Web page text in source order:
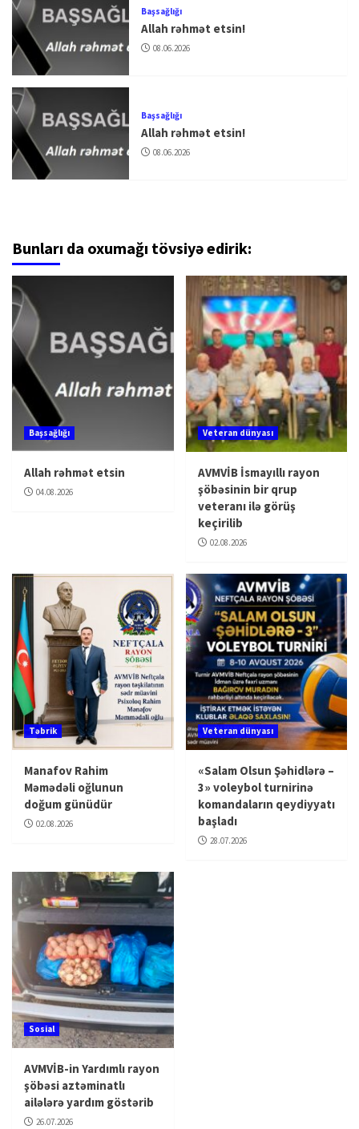
Başsağlığı
Allah rəhmət etsin!
08.06.2026
Başsağlığı
Allah rəhmət etsin!
08.06.2026
Bunları da oxumağı tövsiyə edirik:
Başsağlığı
Allah rəhmət etsin
04.08.2026
Veteran dünyası
AVMVİB İsmayıllı rayon
şöbəsinin bir qrup
veteranı ilə görüş
keçirilib
02.08.2026
Təbrik
Manafov Rahim
Məmədəli oğlunun
doğum günüdür
02.08.2026
Veteran dünyası
«Salam Olsun Şəhidlərə –
3» voleybol turnirinə
komandaların qeydiyyatı
başladı
28.07.2026
Sosial
AVMVİB-in Yardımlı rayon
şöbəsi aztəminatlı
ailələrə yardım göstərib
26.07.2026